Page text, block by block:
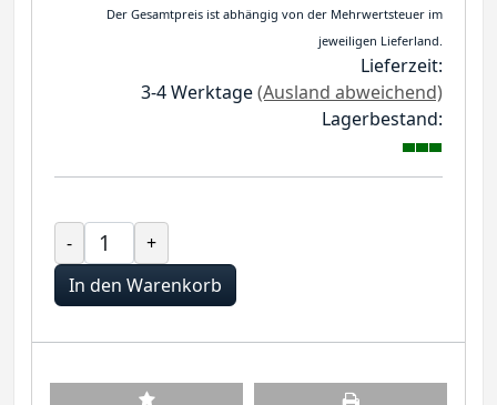
Der Gesamtpreis ist abhängig von der Mehrwertsteuer im
jeweiligen Lieferland.
Lieferzeit:
3-4 Werktage(Ausland abweichend)
Lagerbestand:
-
+
In den Warenkorb